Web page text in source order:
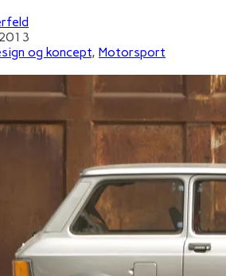
og koncept, Motorsport